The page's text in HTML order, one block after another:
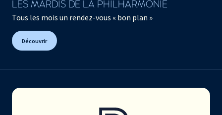
LES MARDIS DE LA PHILHARMONIE
Tous les mois un rendez-vous « bon plan »
Découvrir